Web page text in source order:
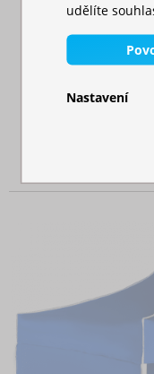
udělíte
Nastavení